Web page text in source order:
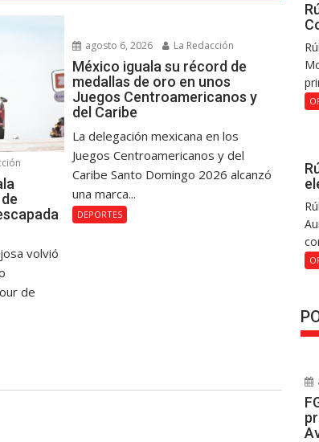
volvió
de
agosto 6, 2026 La Redacción
México iguala su récord de
medallas de oro en unos
Juegos Centroamericanos y
del Caribe
La delegación mexicana en los
Juegos Centroamericanos y del
Caribe Santo Domingo 2026 alcanzó
una marca...
DEPORTES